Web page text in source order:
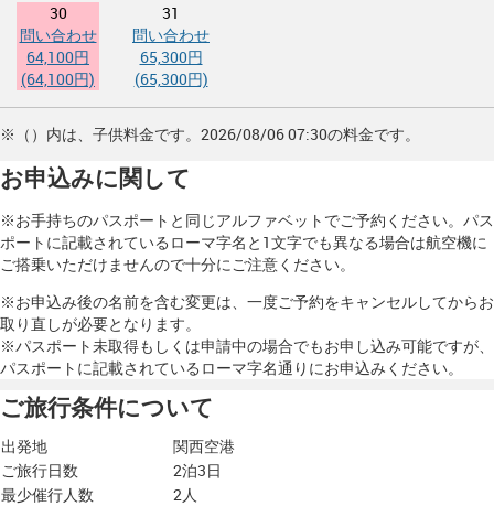
30
問い合わせ
64,100円
(64,100円)
31
問い合わせ
65,300円
(65,300円)
※（）内は、子供料金です。2026/08/06 07:30の料金です。
お申込みに関して
※お手持ちのパスポートと同じアルファベットでご予約ください。パス
ポートに記載されているローマ字名と1文字でも異なる場合は航空機に
ご搭乗いただけませんので十分にご注意ください。
※お申込み後の名前を含む変更は、一度ご予約をキャンセルしてからお
取り直しが必要となります。
※パスポート未取得もしくは申請中の場合でもお申し込み可能ですが、
パスポートに記載されているローマ字名通りにお申込みください。
ご旅行条件について
出発地
関西空港
ご旅行日数
2泊3日
最少催行人数
2人